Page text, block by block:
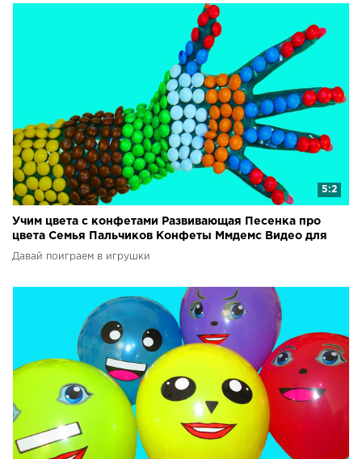
5:2
Учим цвета с конфетами Развивающая Песенка про
цвета Семья Пальчиков Конфеты Ммдемс Видео для
детей
Давай поиграем в игрушки